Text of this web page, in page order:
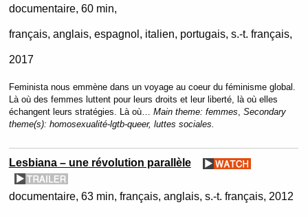
documentaire 60 min
français, anglais, espagnol, italien, portugais, s.-t. français
2017
Feminista nous emmène dans un voyage au coeur du féminisme global.
Là où des femmes luttent pour leurs droits et leur liberté, là où elles
échangent leurs stratégies. Là où… Main theme: femmes, Secondary
theme(s): homosexualité-lgtb-queer, luttes sociales.
Lesbiana – une révolution parallèle
documentaire 63 min français, anglais, s.-t. français 2012